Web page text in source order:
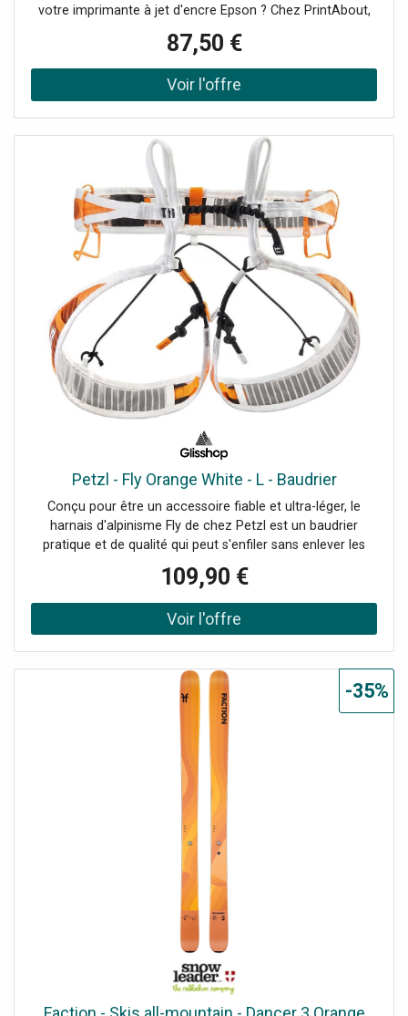
votre imprimante à jet d'encre Epson ? Chez PrintAbout,
toutes les marques de cartouches d'encre aux meilleurs
prix. Si vous....
87,50 €
Petzl - Fly Orange White - L - Baudrier
Conçu pour être un accessoire fiable et ultra-léger, le
harnais d'alpinisme Fly de chez Petzl est un baudrier
pratique et de qualité qui peut s'enfiler sans enlever les
chaussures ou les skis.
109,90 €
-35%